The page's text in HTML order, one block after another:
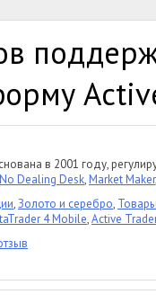
в 2001 году,
No Dealing Desk,Market Maker
,Золото и серебро,
4 Mobile,Active Trader